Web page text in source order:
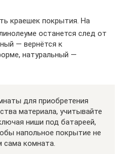
краешек покрытия. На
останется след от
— вернётся к
натуральный —
для приобретения
материала, учитывайте
ниши под батареей,
напольное покрытие не
сама комната.